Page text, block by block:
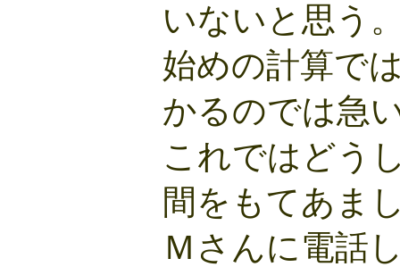
いないと思う
始めの計算で
かるのでは急
これではどう
間をもてあま
Ｍさんに電話